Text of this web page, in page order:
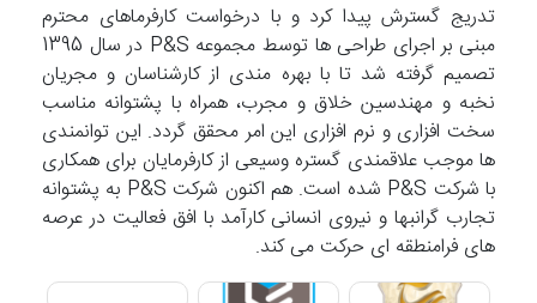
تدریج گسترش پیدا کرد و با درخواست کارفرماهای محترم
مبنی بر اجرای طراحی ها توسط مجموعه P&S در سال 1395
تصمیم گرفته شد تا با بهره مندی از کارشناسان و مجریان
نخبه و مهندسین خلاق و مجرب، همراه با پشتوانه مناسب
سخت افزاری و نرم افزاری این امر محقق گردد. این توانمندی
ها موجب علاقمندی گستره وسیعی از کارفرمایان برای همکاری
با شرکت P&S شده است. هم اکنون شرکت P&S به پشتوانه
تجارب گرانبها و نیروی انسانی کارآمد با افق فعالیت در عرصه
های فرامنطقه ای حرکت می کند.